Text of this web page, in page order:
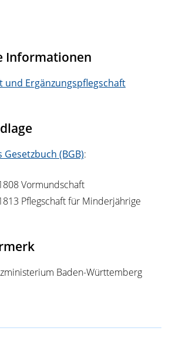
Informationen
und Ergänzungspflegschaft
(BGB):
Vormundschaft
Pflegschaft für Minderjährige
Baden-Württemberg